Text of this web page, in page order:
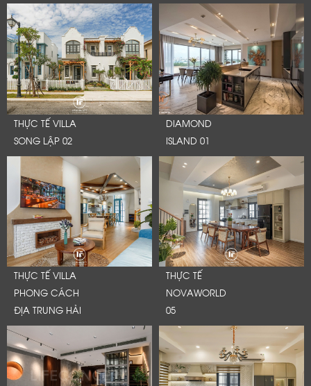
THỰC TẾ VILLA
SONG LẬP 02
DIAMOND
ISLAND 01
THỰC TẾ VILLA
PHONG CÁCH
ĐỊA TRUNG HẢI
THỰC TẾ
NOVAWORLD
05